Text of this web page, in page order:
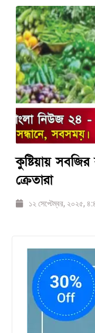
কুষ্টিয়ায়
ক্রেতারা
১২ সেপ্টেম্বর, ২০২৫,